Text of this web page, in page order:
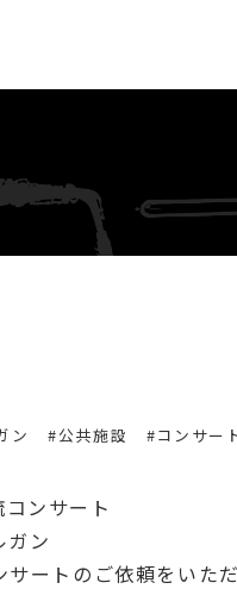
ン #公共施設 #コンサー
ンサート
ン
ートのご依頼をいただ